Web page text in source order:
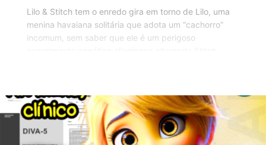
Lilo & Stitch tem o enredo gira em torno de Lilo, uma
menina havaiana solitária que adota um “cachorro”
incomum, sem saber que ele é um perigoso
“ohana” (família) o transformam. O filme destaca
temas de amizade, aceitação e o valor da família.
Stitch Imagem PNG